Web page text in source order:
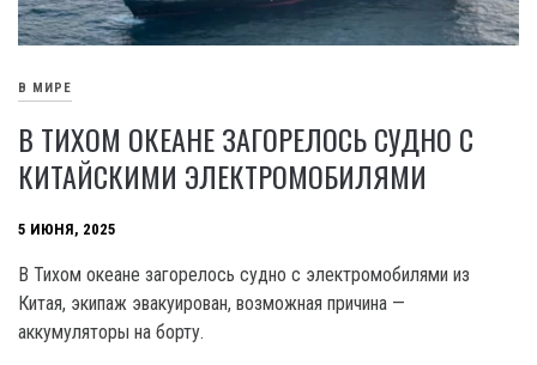
В МИРЕ
В ТИХОМ ОКЕАНЕ ЗАГОРЕЛОСЬ СУДНО С
КИТАЙСКИМИ ЭЛЕКТРОМОБИЛЯМИ
5 ИЮНЯ, 2025
В Тихом океане загорелось судно с электромобилями из
Китая, экипаж эвакуирован, возможная причина —
аккумуляторы на борту.